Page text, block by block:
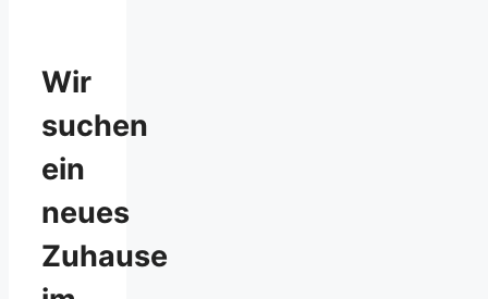
Wir
suchen
ein
neues
Zuhause